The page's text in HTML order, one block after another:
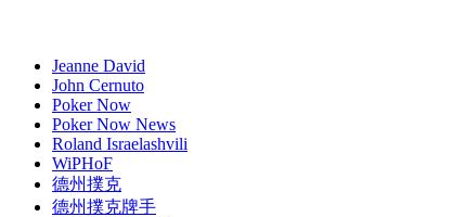
Jeanne David
John Cernuto
Poker Now
Poker Now News
Roland Israelashvili
WiPHoF
德州撲克
德州撲克牌手